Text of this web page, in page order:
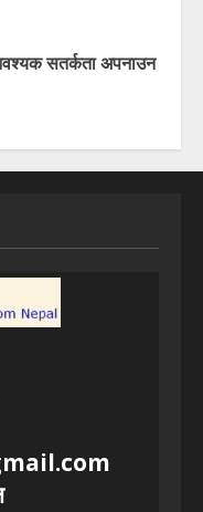
सतर्कता अपनाउन